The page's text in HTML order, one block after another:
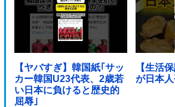
【ヤバすぎ】韓国紙｢サッ
カー韓国U23代表、2歳若
い日本に負けると歴史的
屈辱｣
【生活
が日本